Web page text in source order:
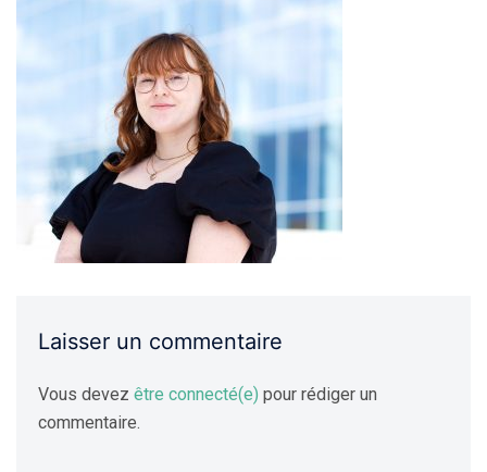
Laisser un commentaire
Vous devez être connecté(e) pour rédiger un
commentaire.